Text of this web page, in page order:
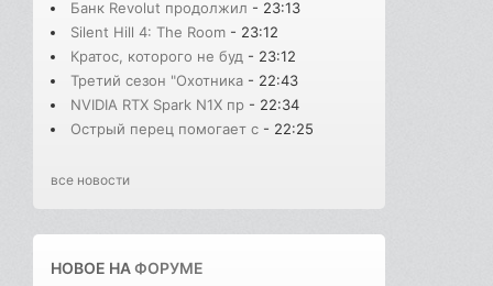
Банк Revolut продолжил - 23:13
Silent Hill 4: The Room - 23:12
Кратос, которого не буд - 23:12
Третий сезон "Охотника - 22:43
NVIDIA RTX Spark N1X пр - 22:34
Острый перец помогает с - 22:25
все новости
НОВОЕ НАФОРУМЕ